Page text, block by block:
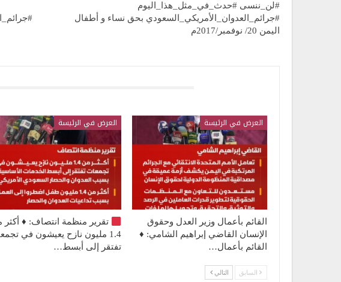
#لن_ننسى #حدث_في_مثل_هذا_اليوم
#جرائم_العدوان_الأمريكي_السعودي بحق نساء و أطفال
اليمن 20/ نوفمبر/2017م
العرض في الرئيسة
القائم بأعمال وزير العدل وحقوق
الإنسان القاضي إبراهيم الشامي: ♦️
القائم بأعمال…
العرض في الرئيسة
تقرير منظمة انتصاف: ♦️
1.4 مليون نازح يعيشون في
تفتقر إلى أبسط…
السابق التالي